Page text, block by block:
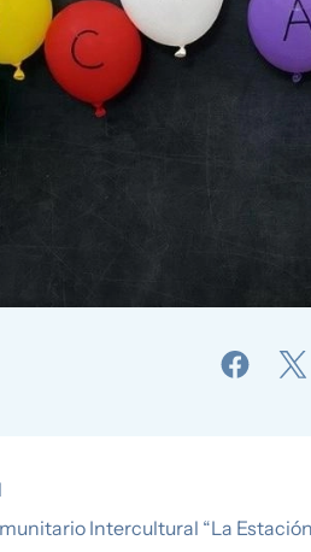
Intercultural “La